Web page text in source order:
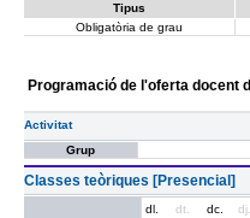
Tipus
Obligatòria de grau
Programació de l'oferta docent
Activitat
Grup
Classes teòriques [Presencial]
dl. dt. dc. dj.